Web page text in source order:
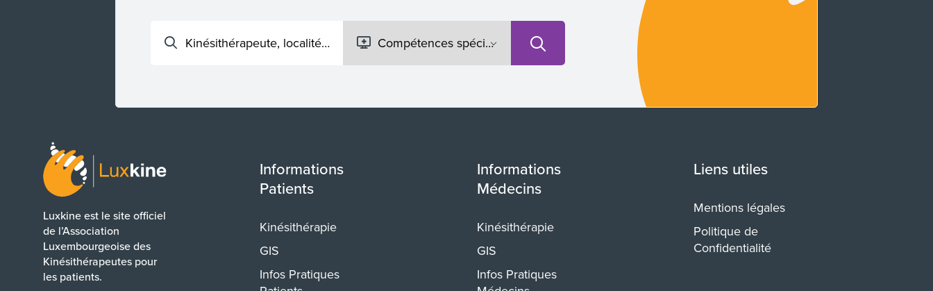
Luxkine est le site officiel
de l’Association
Luxembourgeoise des
Kinésithérapeutes pour
les patients.
Informations
Patients
Kinésithérapie
GIS
Infos Pratiques
Informations
Médecins
Kinésithérapie
GIS
Infos Pratiques
Liens utiles
Mentions légales
Politique de
Confidentialité